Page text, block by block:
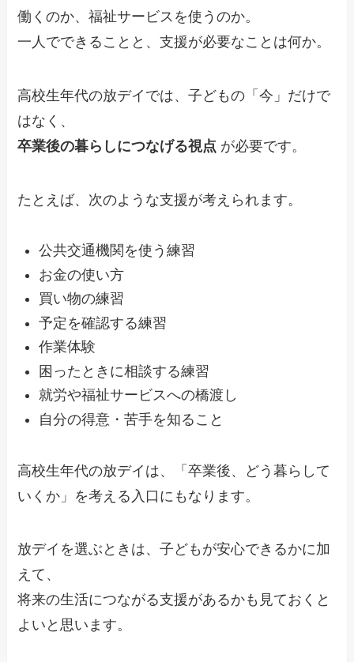
働くのか、福祉サービスを使うのか。
一人でできることと、支援が必要なことは何か。
高校生年代の放デイでは、子どもの「今」だけで
はなく、
卒業後の暮らしにつなげる視点 が必要です。
たとえば、次のような支援が考えられます。
公共交通機関を使う練習
お金の使い方
買い物の練習
予定を確認する練習
作業体験
困ったときに相談する練習
就労や福祉サービスへの橋渡し
自分の得意・苦手を知ること
高校生年代の放デイは、「卒業後、どう暮らして
いくか」を考える入口にもなります。
放デイを選ぶときは、子どもが安心できるかに加
えて、
将来の生活につながる支援があるかも見ておくと
よいと思います。